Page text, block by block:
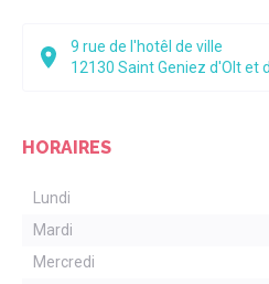
guibbert
Pour tout rendez-vous en
9 rue de l'hotêl de ville
12130 Saint Geniez d'Olt et
HORAIRES
Lundi
Mardi
Mercredi